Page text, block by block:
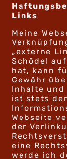
Links
Meine
„externe
Schödel
hat, kann
Gewähr
Inhalte
ist stets
Webseite
der
eine
werde ich